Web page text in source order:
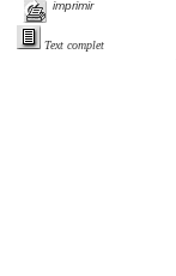
imprimir
Text complet